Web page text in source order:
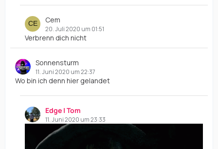
Cem
20. Juli 2020 um 01:51
Verbrenn dich nicht
Sonnensturm
11. Juni 2020 um 22:37
Wo bin ich denn hier gelandet
Edge | Tom
11. Juni 2020 um 23:33